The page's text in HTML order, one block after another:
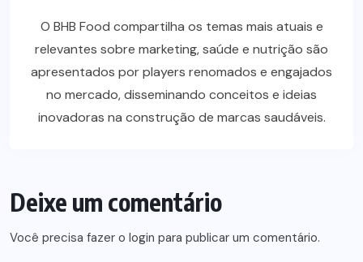
O BHB Food compartilha os temas mais atuais e
relevantes sobre marketing, saúde e nutrição são
apresentados por players renomados e engajados
no mercado, disseminando conceitos e ideias
inovadoras na construção de marcas saudáveis.
Deixe um comentário
Você precisa fazer o login para publicar um comentário.